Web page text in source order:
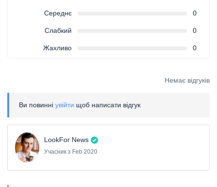
Середнє 0
Слабкий 0
Жахливо 0
Немає відгуків
Ви повинні увійти щоб написати відгук
LookFor News
Учасник з Feb 2020